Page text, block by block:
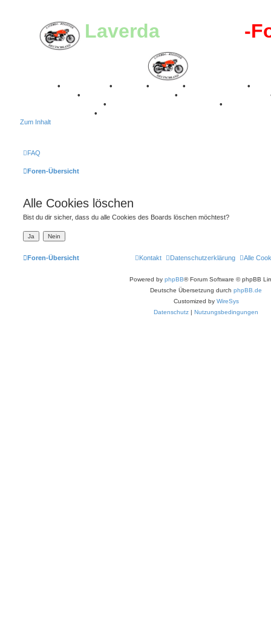
Laverda-Register -
• • • •
•
• •
• •
•
Zum Inhalt
FAQ
Foren-Übersicht
Alle Cookies löschen
Bist du dir sicher, dass du alle Cookies des Boards löschen möchtest?
Foren-Übersicht Alle
Datenschutzerklärung
Kontakt
Powered by phpBB® Forum Software © phpBB
Deutsche Übersetzung durch phpBB.de
Customized by WireSys
Datenschutz
Nutzungsbedingungen